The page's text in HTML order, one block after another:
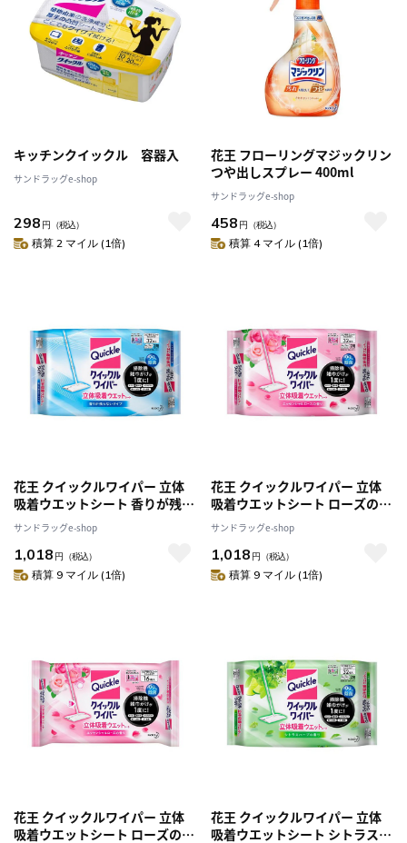
キッチンクイックル 容器入
サンドラッグe-shop
298 円 （税込）
積算 2 マイル (1倍)
花王 フローリングマジックリン
つや出しスプレー 400ml
サンドラッグe-shop
458 円 （税込）
積算 4 マイル (1倍)
花王 クイックルワイパー 立体
吸着ウエットシート 香りが残ら
ないタイプ 32枚
サンドラッグe-shop
1,018 円 （税込）
積算 9 マイル (1倍)
花王 クイックルワイパー 立体
吸着ウエットシート ローズの香
り 32枚
サンドラッグe-shop
1,018 円 （税込）
積算 9 マイル (1倍)
花王 クイックルワイパー 立体
吸着ウエットシート ローズの香
花王 クイックルワイパー 立体
吸着ウエットシート シトラスハ